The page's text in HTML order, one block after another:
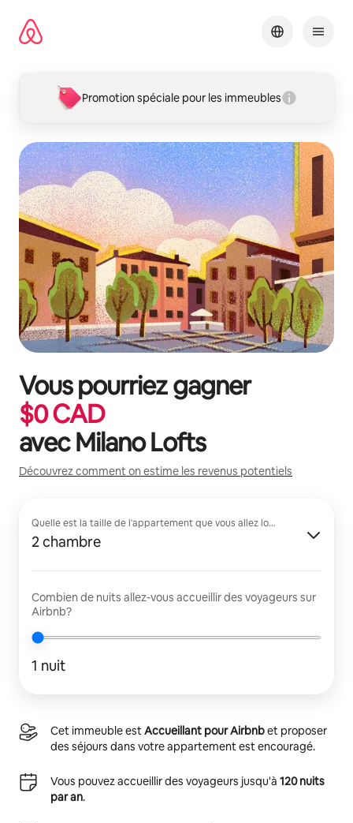
directement
Promotion spéciale pour les immeubles
Vous pourriez gagner
$0CAD
avecMilano Lofts
Découvrez comment on estime les revenus potentiels
Quelle est la taille de l'appartement que vous allez louer?
2 chambre
Combien de nuits allez-vous accueillir des voyageurs sur
Airbnb?
1 nuit
Cet immeuble estAccueillant pour Airbnbet proposer
des séjours dans votre appartement est encouragé.
Vous pouvez accueillir des voyageurs jusqu'à 120 nuits
par an.